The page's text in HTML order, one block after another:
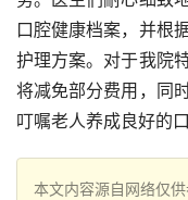
口腔健康档案，并根
护理方案。对于我院
将减免部分费用，同
叮嘱老人养成良好的
本文内容源自网络仅